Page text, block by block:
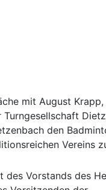
mit August
den
Vereins
des Vorstands des